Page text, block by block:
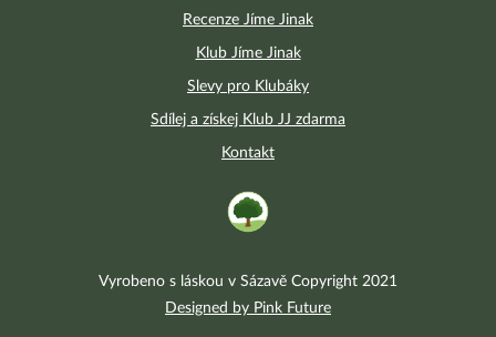
Recenze Jíme Jinak
Klub Jíme Jinak
Slevy pro Klubáky
Sdílej a získej Klub JJ zdarma
Kontakt
Vyrobeno s láskou v Sázavě Copyright 2021
Designed by Pink Future